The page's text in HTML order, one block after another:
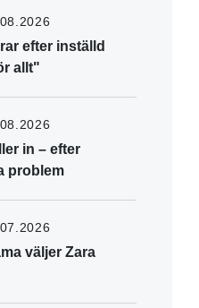
efter inställd
allt"
in – efter
problem
väljer Zara